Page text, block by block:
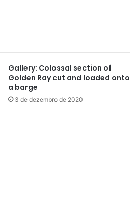
Gallery: Colossal section of
Golden Ray cut and loaded onto
a barge
3 de dezembro de 2020